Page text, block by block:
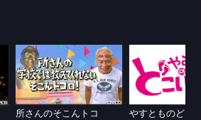
所さんのそこんトコ
やすとものどこ